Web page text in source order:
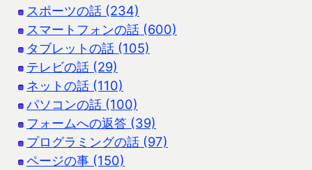
スポーツの話 (234)
スマートフォンの話 (600)
タブレットの話 (105)
テレビの話 (29)
ネットの話 (110)
パソコンの話 (100)
フォームへの返答 (39)
プログラミングの話 (97)
ページの事 (150)